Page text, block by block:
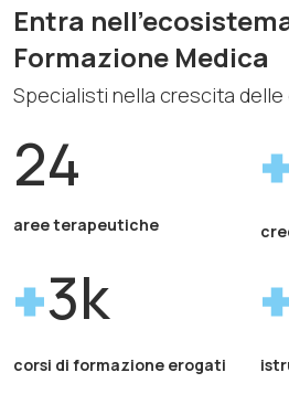
Entra
Formazione Medica
Specialisti nella crescita
24
aree terapeutiche
3k
corsi di formazione erogati